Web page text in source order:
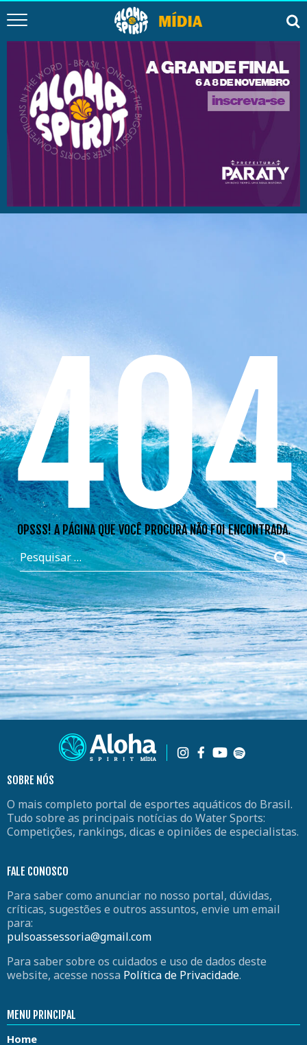
404
OPSSS! A PÁGINA QUE VOCÊ PROCURA NÃO FOI ENCONTRADA.
SOBRE NÓS
O mais completo portal de esportes aquáticos do Brasil.
Tudo sobre as principais notícias do Water Sports:
Competições, rankings, dicas e opiniões de especialistas.
FALE CONOSCO
Para saber como anunciar no nosso portal, dúvidas,
críticas, sugestões e outros assuntos, envie um email
para:
pulsoassessoria@gmail.com
Para saber sobre os cuidados e uso de dados deste
website, acesse nossa Política de Privacidade.
MENU PRINCIPAL
Home